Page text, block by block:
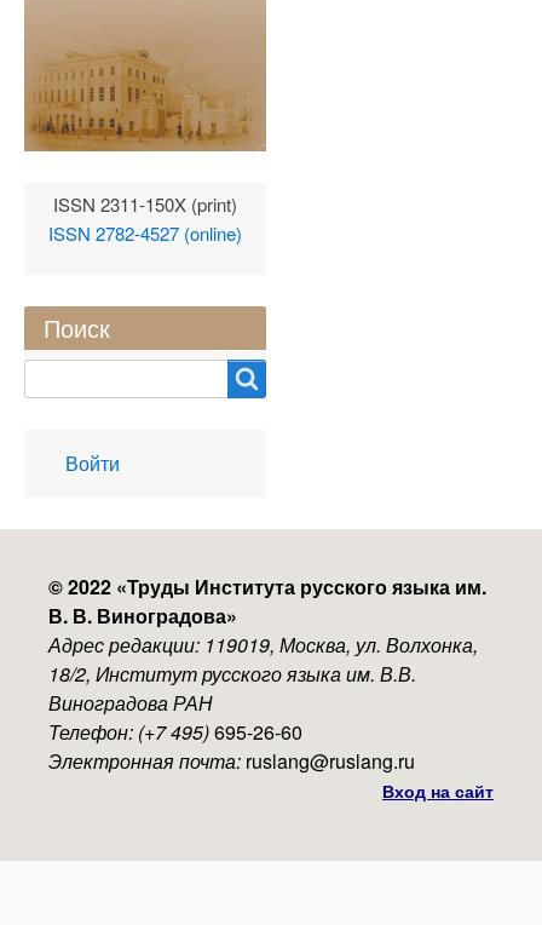
ISSN 2311-150X (print)
ISSN 2782-4527 (online)
Поиск
User
account
Войти
© 2022 «Труды Института русского языка им.
В. В. Виноградова»
Адрес редакции: 119019, Москва, ул. Волхонка,
18/2, Институт русского языка им. В.В.
Виноградова РАН
Телефон: (+7 495)695-26-60
Электронная почта: ruslang@ruslang.ru
Вход на сайт